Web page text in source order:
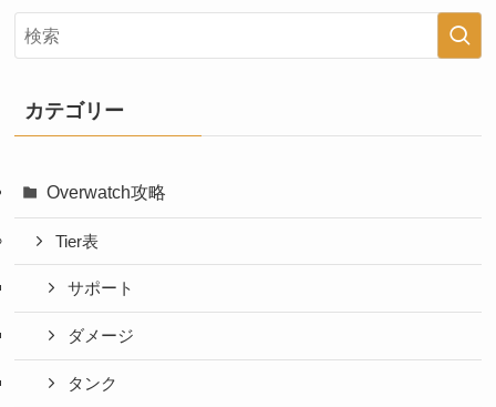
カテゴリー
Overwatch攻略
Tier表
サポート
ダメージ
タンク